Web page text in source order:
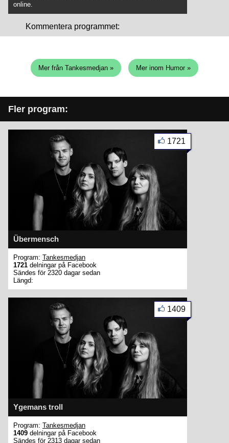
online.
Kommentera programmet:
Mer från Tankesmedjan » Mer inom Humor »
Fler program:
Übermensch
1721
Program: Tankesmedjan
1721 delningar på Facebook
Sändes för 2320 dagar sedan
Längd:
Ygemans troll
1409
Program: Tankesmedjan
1409 delningar på Facebook
Sändes för 2313 dagar sedan